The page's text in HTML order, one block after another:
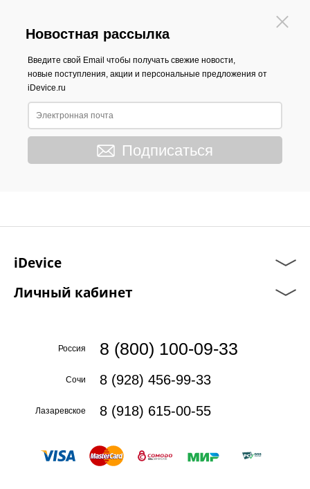
Новостная рассылка
Введите свой Email чтобы получать свежие новости,
новые поступления, акции и персональные предложения от
iDevice.ru
Подписаться
iDevice
Личный кабинет
Россия 8 (800) 100-09-33
Сочи 8 (928) 456-99-33
Лазаревское 8 (918) 615-00-55